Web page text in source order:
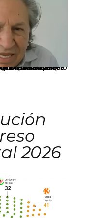
de Gracias Presidenciales conforme al procedimiento establecido.
2026